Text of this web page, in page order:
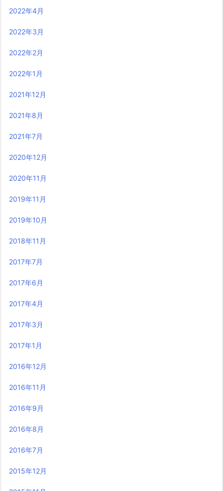
2022年4月
2022年3月
2022年2月
2022年1月
2021年12月
2021年8月
2021年7月
2020年12月
2020年11月
2019年11月
2019年10月
2018年11月
2017年7月
2017年6月
2017年4月
2017年3月
2017年1月
2016年12月
2016年11月
2016年9月
2016年8月
2016年7月
2015年12月